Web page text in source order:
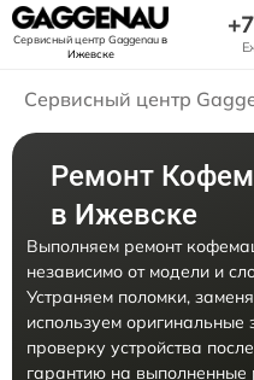
Сервисный центр Gaggenauв
Ижевске
Сервисный центр
Ремонт
в Ижевске
Выполняем ремонт
независимо от модели и
Устраняем поломки,
используем
проверку устройства
гарантию на выполненные